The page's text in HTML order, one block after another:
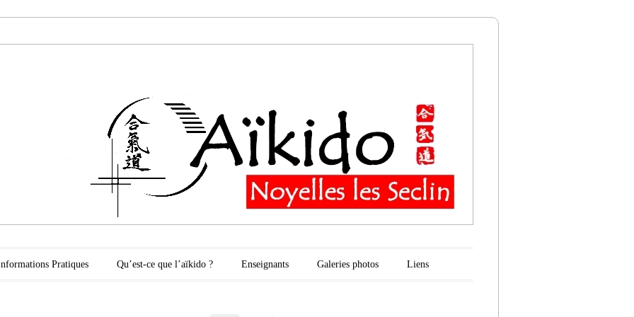
Pratiques Qu’est-ce que l’aïkido ? Enseignants Galeries photos Liens